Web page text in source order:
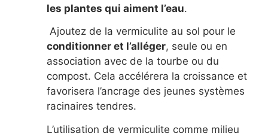
les plantes qui aiment l’eau.
Ajoutez de la vermiculite au sol pour le
conditionner et l’alléger, seule ou en
association avec de la tourbe ou du
compost. Cela accélérera la croissance et
favorisera l’ancrage des jeunes systèmes
racinaires tendres.
L’utilisation de vermiculite comme milieu